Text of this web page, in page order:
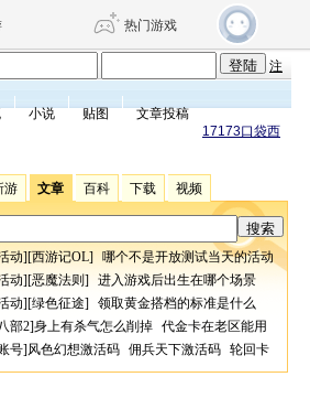
热门游戏
剑网3旗舰版 新天龙八部
由 诛仙世界 仙剑世界
注
小说 贴图
文章投稿
17173口袋西
游 文章 百科 下载 视频
动][西游记OL] 哪个不是开放测试当天的活动
动][恶魔法则 ] 进入游戏后出生在哪个场景
动][绿色征途] 领取黄金搭档的标准是什么
部2]身上有杀气怎么削掉 代金卡在老区能用
号]风色幻想激活码 佣兵天下激活码 轮回卡